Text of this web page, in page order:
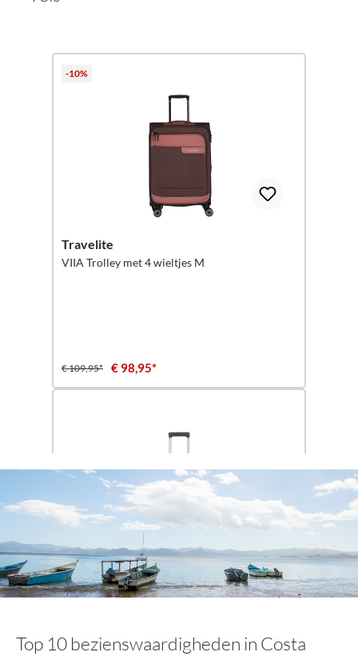
-10%
Travelite
VIIA Trolley met 4 wieltjes M
€ 109,95* € 98,95*
Travelite
CROSSLITE-trolley S met 4 wieltjes (55 cm)
Top 10 bezienswaardigheden in Costa